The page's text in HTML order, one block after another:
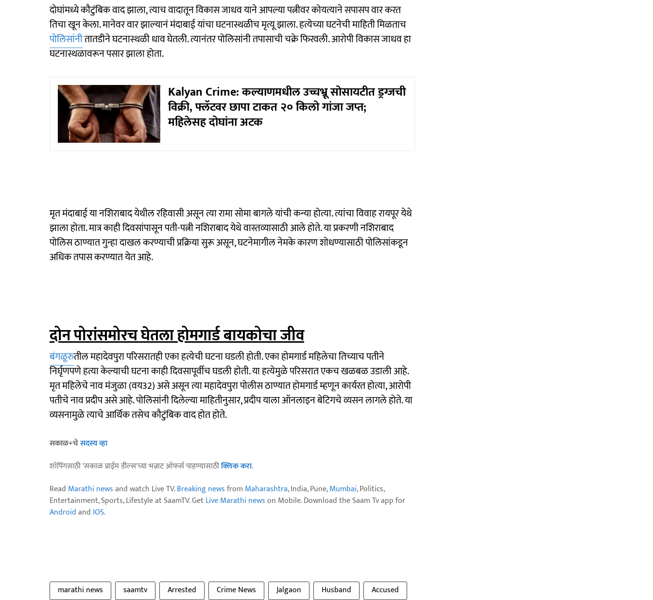
दोघांमध्ये कौटुंबिक वाद झाला, त्याच वादातून विकास जाधव याने आपल्या पत्नीवर कोयत्याने सपासप वार करत
तिचा खून केला. मानेवर वार झाल्यानं मंदाबाई यांचा घटनास्थळीच मृत्यू झाला. हत्येच्या घटनेची माहिती मिळताच
पोलिसांनीतातडीने घटनास्थळी धाव घेतली. त्यानंतर पोलिसांनी तपासाची चक्रे फिरवली. आरोपी विकास जाधव हा
घटनास्थळावरून पसार झाला होता.
Kalyan Crime: कल्याणमधील उच्चभ्रू सोसायटीत ड्रग्जची
विक्री, फ्लॅटवर छापा टाकत २० किलो गांजा जप्त;
महिलेसह दोघांना अटक
मृत मंदाबाई या नशिराबाद येथील रहिवासी असून त्या रामा सोमा बागले यांची कन्या होत्या. त्यांचा विवाह रायपूर येथे
झाला होता. मात्र काही दिवसांपासून पती-पत्नी नशिराबाद येथे वास्तव्यासाठी आले होते. या प्रकरणी नशिराबाद
पोलिस ठाण्यात गुन्हा दाखल करण्याची प्रक्रिया सुरू असून, घटनेमागील नेमके कारण शोधण्यासाठी पोलिसांकडून
अधिक तपास करण्यात येत आहे.
दोन पोरांसमोरच घेतला होमगार्ड बायकोचा जीव
बंगळूरुतील महादेवपुरा परिसरातही एका हत्येची घटना घडली होती. एका होमगार्ड महिलेचा तिच्याच पतीने
निर्घृणपणे हत्या केल्याची घटना काही दिवसापूर्वीच घडली होती. या हत्येमुळे परिसरात एकच खळबळ उडाली आहे.
मृत महिलेचे नाव मंजुळा (वय32) असे असून त्या महादेवपुरा पोलीस ठाण्यात होमगार्ड म्हणून कार्यरत होत्या, आरोपी
पतीचे नाव प्रदीप असे आहे. पोलिसांनी दिलेल्या माहितीनुसार, प्रदीप याला ऑनलाइन बेटिगचे व्यसन लागले होते. या
व्यसनामुळे त्याचे आर्थिक तसेच कौटुंबिक वाद होत होते.
सकाळ+चेसदस्य व्हा
शॉपिंगसाठी 'सकाळ प्राईम डील्स'च्या भन्नाट ऑफर्स पाहण्यासाठीक्लिक करा.
Read Marathi newsand watch Live TV.Breaking newsfrom Maharashtra, India, Pune,Mumbai, Politics,
Entertainment, Sports, Lifestyle at SaamTV. GetLive Marathi newson Mobile. Download the Saam Tv app for
Androidand IOS.
marathi news saamtv Arrested Crime News Jalgaon Husband Accused